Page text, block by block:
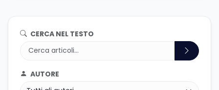
CERCA NEL TESTO
AUTORE